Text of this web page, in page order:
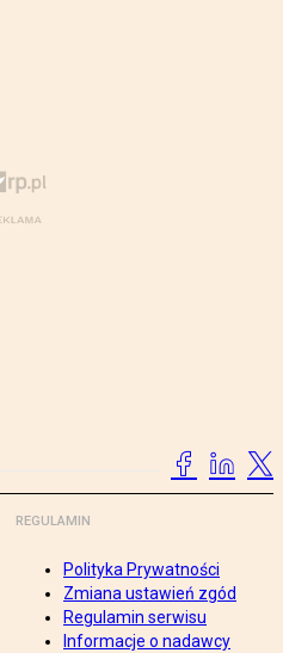
REGULAMIN
Polityka Prywatności
Zmiana ustawień zgód
Regulamin serwisu
Informacje o nadawcy